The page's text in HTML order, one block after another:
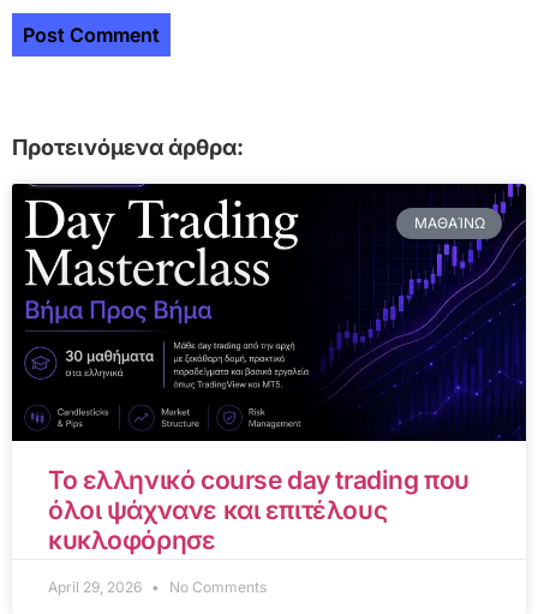
Προτεινόμενα άρθρα:
ΜΑΘΑΊΝΩ
Το ελληνικό course day trading που
όλοι ψάχνανε και επιτέλους
κυκλοφόρησε
April 29, 2026 No Comments